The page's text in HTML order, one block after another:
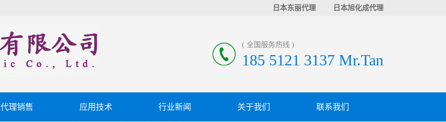
日本东丽代理 日本旭化成代理
( 全国服务热线 )
185 5121 3137 Mr.Tan
代理销售 应用技术 行业新闻 关于我们 联系我们